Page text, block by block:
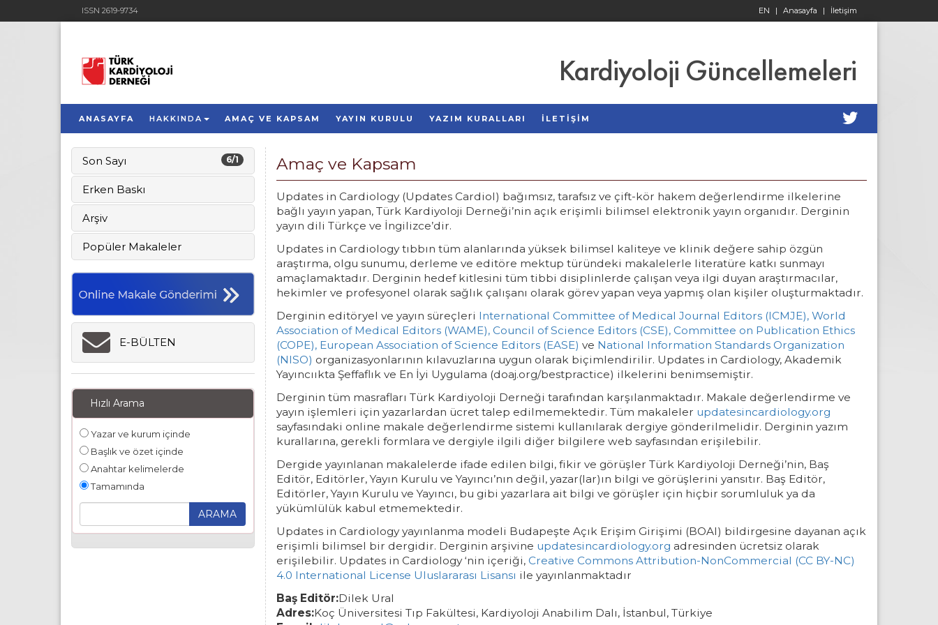
ISSN 2619-9734 İletişim
Anasayfa |
EN |
Kardiyoloji Güncellemeleri
ANASAYFA HAKKINDA AMAÇ VE KAPSAM YAYIN KURULU YAZIM KURALLARI İLETİŞİM
6/1
Son Sayı
Erken Baskı
Arşiv
Popüler Makaleler
E-BÜLTEN
Hızlı Arama
Yazar ve kurum içinde
Başlık ve özet içinde
Anahtar kelimelerde
Tamamında
Amaç ve Kapsam
Updates in Cardiology (Updates Cardiol) bağımsız, tarafsız ve çift-kör hakem değerlendirme ilkelerine
bağlı yayın yapan, Türk Kardiyoloji Derneği’nin açık erişimli bilimsel elektronik yayın organıdır. Derginin
yayın dili Türkçe ve İngilizce’dir.
Updates in Cardiology tıbbın tüm alanlarında yüksek bilimsel kaliteye ve klinik değere sahip özgün
araştırma, olgu sunumu, derleme ve editöre mektup türündeki makalelerle literatüre katkı sunmayı
amaçlamaktadır. Derginin hedef kitlesini tüm tibbi disiplinlerde çalışan veya ilgi duyan araştırmacılar,
hekimler ve profesyonel olarak sağlık çalışanı olarak görev yapan veya yapmış olan kişiler oluşturmaktadır.
Derginin editöryel ve yayın süreçleri International Committee of Medical Journal Editors (ICMJE), World
Association of Medical Editors (WAME), Council of Science Editors (CSE),Committee on Publication Ethics
(COPE), European Association of Science Editors (EASE) ve National Information Standards Organization
(NISO) organizasyonlarının kılavuzlarına uygun olarak biçimlendirilir. Updates in Cardiology, Akademik
Yayıncııkta Şeffaflık ve En İyi Uygulama (doaj.org/bestpractice) ilkelerini benimsemiştir.
Derginin tüm masrafları Türk Kardiyoloji Derneği tarafından karşılanmaktadır. Makale değerlendirme ve
yayın işlemleri için yazarlardan ücret talep edilmemektedir. Tüm makaleler updatesincardiology.org
sayfasındaki online makale değerlendirme sistemi kullanılarak dergiye gönderilmelidir. Derginin yazım
kurallarına, gerekli formlara ve dergiyle ilgili diğer bilgilere web sayfasından erişilebilir.
Dergide yayınlanan makalelerde ifade edilen bilgi, fikir ve görüşler Türk Kardiyoloji Derneği’nin, Baş
Editör, Editörler, Yayın Kurulu ve Yayıncı’nın değil, yazar(lar)ın bilgi ve görüşlerini yansıtır. Baş Editör,
Editörler, Yayın Kurulu ve Yayıncı, bu gibi yazarlara ait bilgi ve görüşler için hiçbir sorumluluk ya da
yükümlülük kabul etmemektedir.
Updates in Cardiology yayınlanma modeli Budapeşte Açık Erişim Girişimi (BOAI) bildirgesine dayanan açık
erişimli bilimsel bir dergidir. Derginin arşivine updatesincardiology.org adresinden ücretsiz olarak
erişilebilir. Updates in Cardiology ‘nin içeriği, Creative Commons Attribution-NonCommercial (CC BY-NC)
4.0 International License Uluslararası Lisansı ile yayınlanmaktadır
Baş Editör:Dilek Ural
Adres:Koç Üniversitesi Tıp Fakültesi, Kardiyoloji Anabilim Dalı, İstanbul, Türkiye